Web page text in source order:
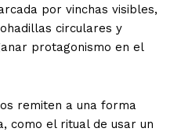
por vinchas visibles,
circulares y
protagonismo en el
remiten a una forma
como el ritual de usar un